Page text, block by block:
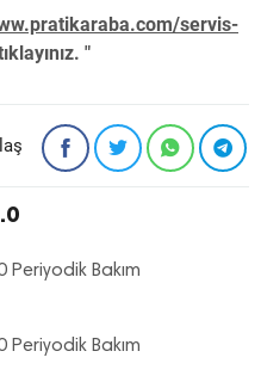
servis-
"
Bakım
Bakım